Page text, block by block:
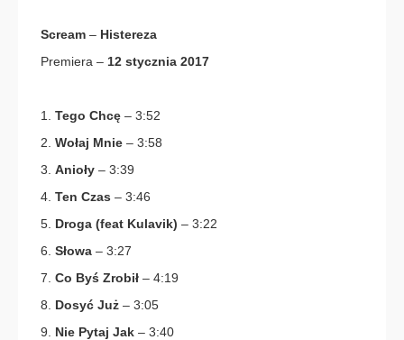
Scream – Histereza
Premiera – 12 stycznia 2017
1. Tego Chcę – 3:52
2. Wołaj Mnie – 3:58
3. Anioły – 3:39
4. Ten Czas – 3:46
5. Droga (feat Kulavik) – 3:22
6. Słowa – 3:27
7. Co Byś Zrobił – 4:19
8. Dosyć Już – 3:05
9. Nie Pytaj Jak – 3:40